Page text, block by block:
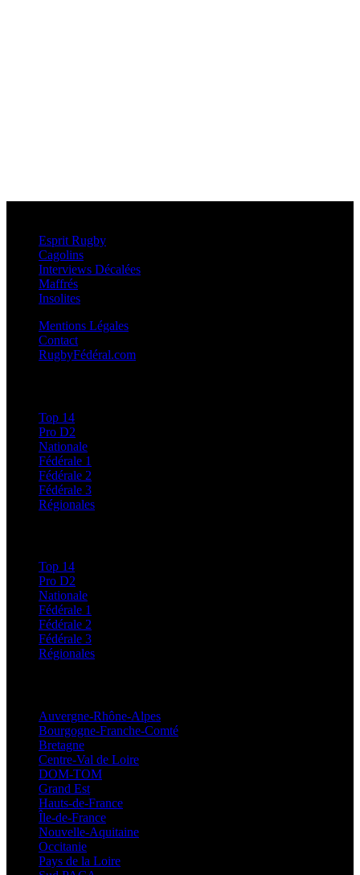
Esprit Rugby
Cagolins
Interviews Décalées
Maffrés
Insolites
Mentions Légales
Contact
RugbyFédéral.com
Top 14
Pro D2
Nationale
Fédérale 1
Fédérale 2
Fédérale 3
Régionales
Top 14
Pro D2
Nationale
Fédérale 1
Fédérale 2
Fédérale 3
Régionales
Auvergne-Rhône-Alpes
Bourgogne-Franche-Comté
Bretagne
Centre-Val de Loire
DOM-TOM
Grand Est
Hauts-de-France
Île-de-France
Nouvelle-Aquitaine
Occitanie
Pays de la Loire